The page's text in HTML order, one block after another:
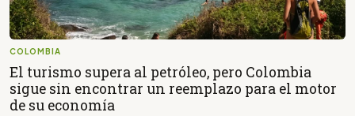
COLOMBIA
El turismo supera al petróleo, pero Colombia
sigue sin encontrar un reemplazo para el motor
de su economía